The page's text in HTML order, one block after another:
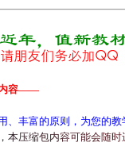
内容——
、丰富的原则，为您的
， 本压缩包内容可能会随时